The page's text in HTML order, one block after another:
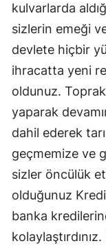
kulvarlarda
sizlerin emeği ve
devlete hiçbir
ihracatta yeni
oldunuz. Toprak
yaparak
dahil ederek
geçmemize ve
sizler öncülük
olduğunuz
banka